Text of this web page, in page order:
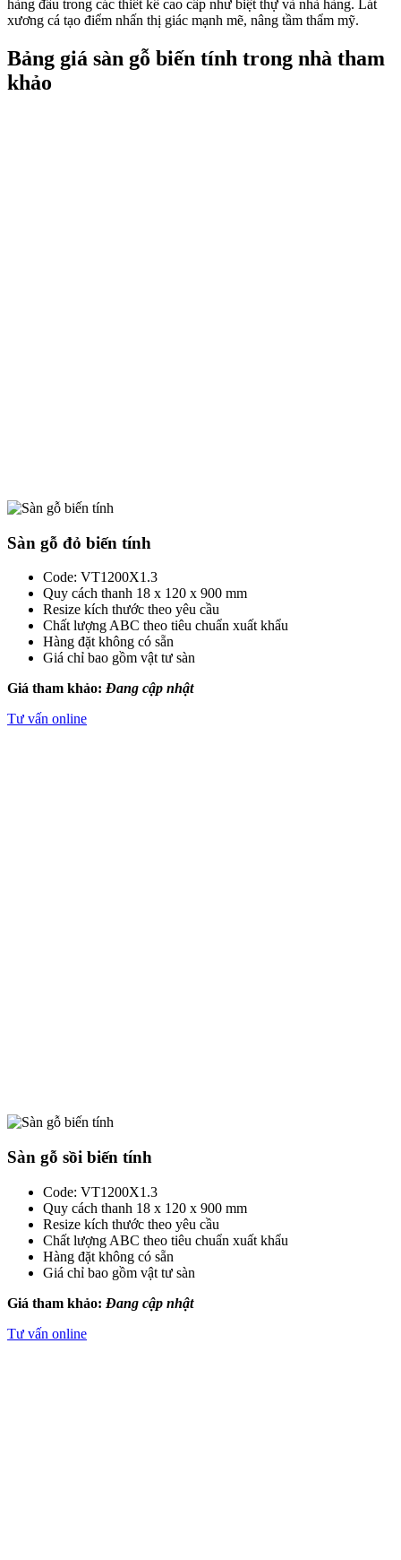
hàng đầu trong các thiết kế cao cấp như biệt thự và nhà hàng. Lát
xương cá tạo điểm nhấn thị giác mạnh mẽ, nâng tầm thẩm mỹ.
Bảng giá sàn gỗ biến tính trong nhà tham
khảo
Sàn gỗ đỏ biến tính
Code: VT1200X1.3
Quy cách thanh 18 x 120 x 900 mm
Resize kích thước theo yêu cầu
Chất lượng ABC theo tiêu chuẩn xuất khẩu
Hàng đặt không có sẵn
Giá chỉ bao gồm vật tư sàn
Giá tham khảo: Đang cập nhật
Tư vấn online
Sàn gỗ sồi biến tính
Code: VT1200X1.3
Quy cách thanh 18 x 120 x 900 mm
Resize kích thước theo yêu cầu
Chất lượng ABC theo tiêu chuẩn xuất khẩu
Hàng đặt không có sẵn
Giá chỉ bao gồm vật tư sàn
Giá tham khảo: Đang cập nhật
Tư vấn online